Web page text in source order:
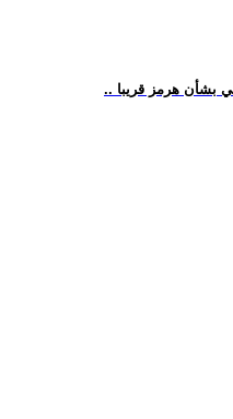
بشأن هرمز قريبا